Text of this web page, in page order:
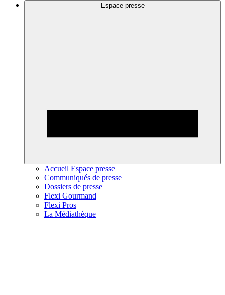
Espace presse
Accueil Espace presse
Communiqués de presse
Dossiers de presse
Flexi Gourmand
Flexi Pros
La Médiathèque